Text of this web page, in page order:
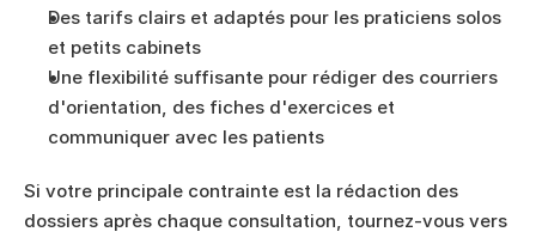
Des tarifs clairs et adaptés pour les praticiens solos
et petits cabinets
Une flexibilité suffisante pour rédiger des courriers
d'orientation, des fiches d'exercices et
communiquer avec les patients
Si votre principale contrainte est la rédaction des
dossiers après chaque consultation, tournez-vous vers